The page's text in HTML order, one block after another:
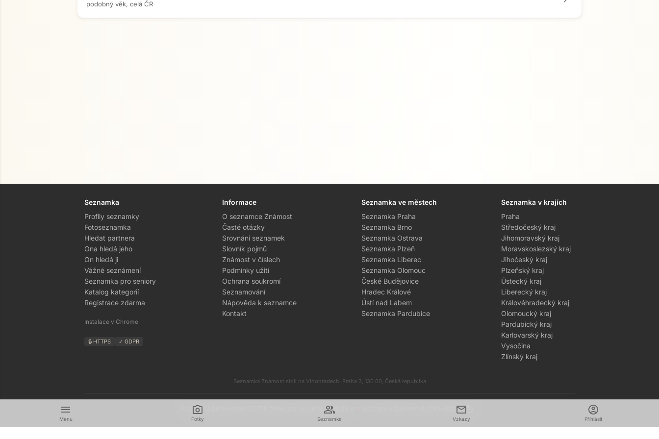
menu
Menu
camera_alt
Fotky
group
Seznamka
mail
Vzkazy
account_circle
Přihlásit
podobný věk, celá ČR
Seznamka
Profily seznamky
Fotoseznamka
Hledat partnera
Ona hledá jeho
On hledá ji
Vážné seznámení
Seznamka pro seniory
Katalog kategorií
Registrace zdarma
Instalace v Chrome
🔒 HTTPS ✓ GDPR
Informace
O seznamce Známost
Časté otázky
Srovnání seznamek
Slovník pojmů
Známost v číslech
Podmínky užití
Ochrana soukromí
Seznamování
Nápověda k seznamce
Kontakt
Seznamka ve městech
Seznamka Praha
Seznamka Brno
Seznamka Ostrava
Seznamka Plzeň
Seznamka Liberec
Seznamka Olomouc
České Budějovice
Hradec Králové
Ústí nad Labem
Seznamka Pardubice
Seznamka v krajích
Praha
Středočeský kraj
Jihomoravský kraj
Moravskoslezský kraj
Jihočeský kraj
Plzeňský kraj
Ústecký kraj
Liberecký kraj
Královéhradecký kraj
Olomoucký kraj
Pardubický kraj
Karlovarský kraj
Vysočina
Zlínský kraj
Seznamka Známost sídlí na Vinohradech, Praha 3, 130 00, Česká republika
Seznamka Známost má 70 770 členů, seznamujete se už 25 let Seznamka Známost © 2001–2026 dark_mode